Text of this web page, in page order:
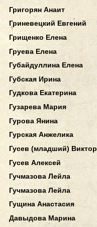
Григорян Анаит
Гриневецкий Евгений
Грищенко Елена
Груева Елена
Губайдуллина Елена
Губская Ирина
Гудкова Екатерина
Гузарева Мария
Гурова Янина
Гурская Анжелика
Гусев (младший) Виктор
Гусев Алексей
Гучмазова Лейла
Гучмазова Лейла
Гущина Анастасия
Давыдова Марина